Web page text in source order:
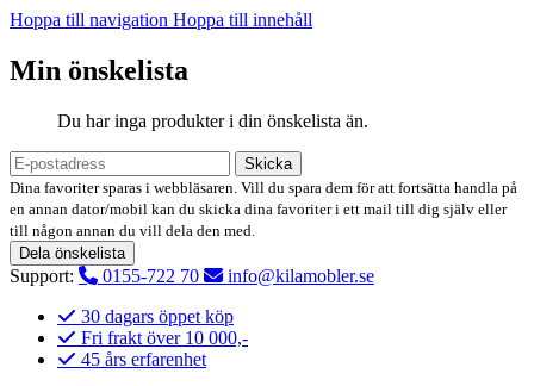
Hoppa till navigation Hoppa till innehåll
Min önskelista
Du har inga produkter i din önskelista än.
Skicka
Dina favoriter sparas i webbläsaren. Vill du spara dem för att fortsätta handla på
en annan dator/mobil kan du skicka dina favoriter i ett mail till dig själv eller
till någon annan du vill dela den med.
Dela önskelista
Support: 0155-722 70
info@kilamobler.se
30 dagars öppet köp
Fri frakt över 10 000,-
45 års erfarenhet